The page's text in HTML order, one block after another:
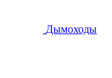
Дымоходы